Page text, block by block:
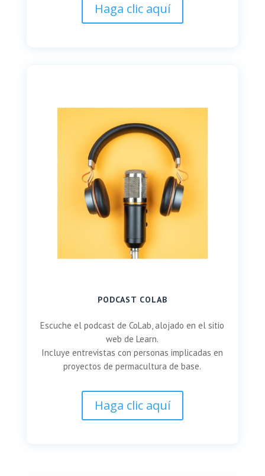
Haga clic aquí
PODCAST COLAB
Escuche el podcast de CoLab, alojado en el sitio
web de Learn.
Incluye entrevistas con personas implicadas en
proyectos de permacultura de base.
Haga clic aquí